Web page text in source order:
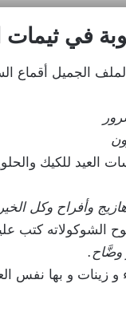
في ثيمات
الجميل أقماع
العيد للكيك
وأفراح وكل
الشوكولاته كتب
وضَّاح.
زينات و بها نفس